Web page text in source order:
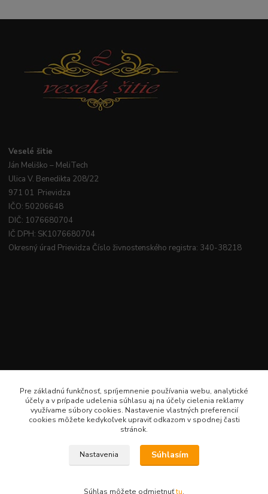
Veselé šitie
Ján Meliško – MeliTech
Ulica V. Benedikta 208/22
971 01 Prievidza
IČO: 50206648
DIČ: 1076680704
IČ DPH: SK1076680704
Okresný úrad Prievidza Číslo živnostenského registra: 340-38218
lenkameliskovapd@gmail.com · Hotline: Lenka Melišková 0949 224 331
Pre základnú funkčnosť, spríjemnenie používania webu, analytické
účely a v prípade udelenia súhlasu aj na účely cielenia reklamy
využívame súbory cookies. Nastavenie vlastných preferencií
cookies môžete kedykoľvek upraviť odkazom v spodnej časti
stránok.
Nastavenia Súhlasím
Súhlas môžete odmietnuťtu.